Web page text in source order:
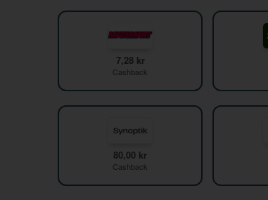
7,28 kr
Cashback
80,00 kr
Cashback